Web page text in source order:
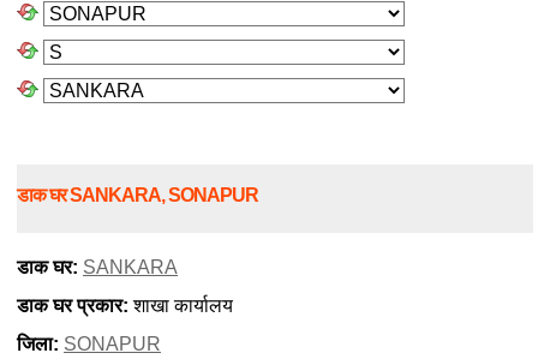
डाक घर SANKARA, SONAPUR
डाक घर: SANKARA
डाक घर प्रकार: शाखा कार्यालय
जिला: SONAPUR